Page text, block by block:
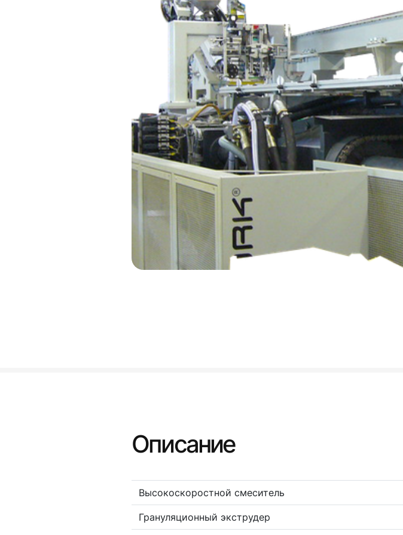
Описание
Высокоскоростной смеситель
Грануляционный экструдер